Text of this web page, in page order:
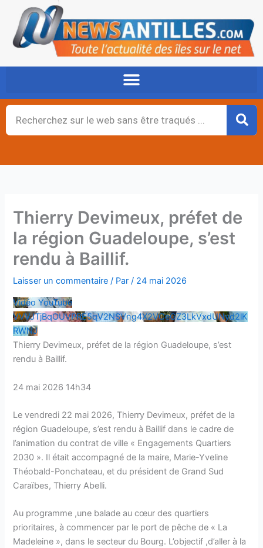
contenu
Rechercher
Thierry Devimeux, préfet de
la région Guadeloupe, s’est
rendu à Baillif.
Laisser un commentaire / Par/ 24 mai 2026
Vidéo YouTube
VVVJTjBqOUVPRE5qV2NSVng4X2VCeGZ3LkVxdUNyd2lK
RWNJ
Thierry Devimeux, préfet de la région Guadeloupe, s’est
rendu à Baillif.
24 mai 2026 14h34
Le vendredi 22 mai 2026, Thierry Devimeux, préfet de la
région Guadeloupe, s’est rendu à Baillif dans le cadre de
l’animation du contrat de ville « Engagements Quartiers
2030 ». Il était accompagné de la maire, Marie-Yveline
Théobald-Ponchateau, et du président de Grand Sud
Caraïbes, Thierry Abelli.
Au programme ,une balade au cœur des quartiers
prioritaires, à commencer par le port de pêche de « La
Madeleine », dans le secteur du Bourg. L’objectif ,d’aller à la